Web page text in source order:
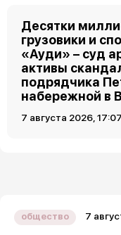
Десятки
грузовики и
«Ауди» – суд
активы
подрядчика
набережной в
7 августа 2026, 17:07
общество 7